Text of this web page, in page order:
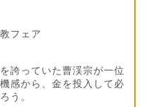
フェア
誇っていた曹渓宗が一位
感から、金を投入して必
う。